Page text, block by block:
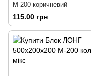
М-200 коричневий
115.00 грн